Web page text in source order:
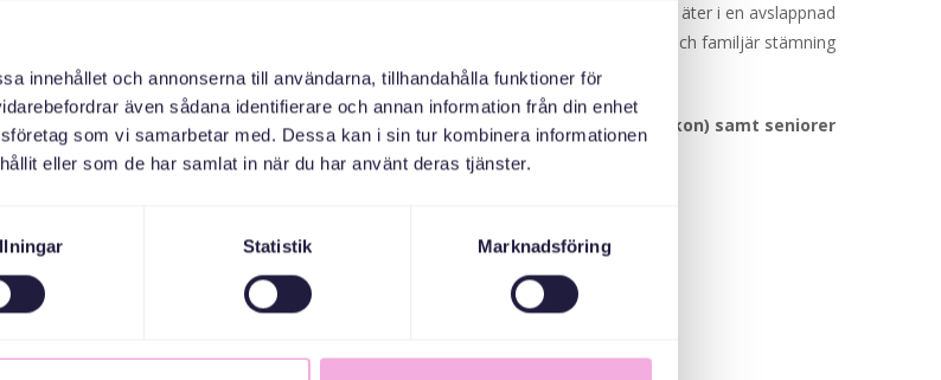
innehållet och annonserna till användarna, tillhandahålla funktioner för
även sådana identifierare och annan information från din enhet
som vi samarbetar med. Dessa kan i sin tur kombinera informationen
eller som de har samlat in när du har använt deras tjänster.
Statistik Marknadsföring
vid Farsta Strandbad där vi njuter av en härlig picknick. Tillsammans umgås vi, pratar och äter i en avslappnad
och familjär stämning.
träff välkomnar vi småbarnsfamiljer med barn upp till 2 år (även äldre syskon) samt seniorer.